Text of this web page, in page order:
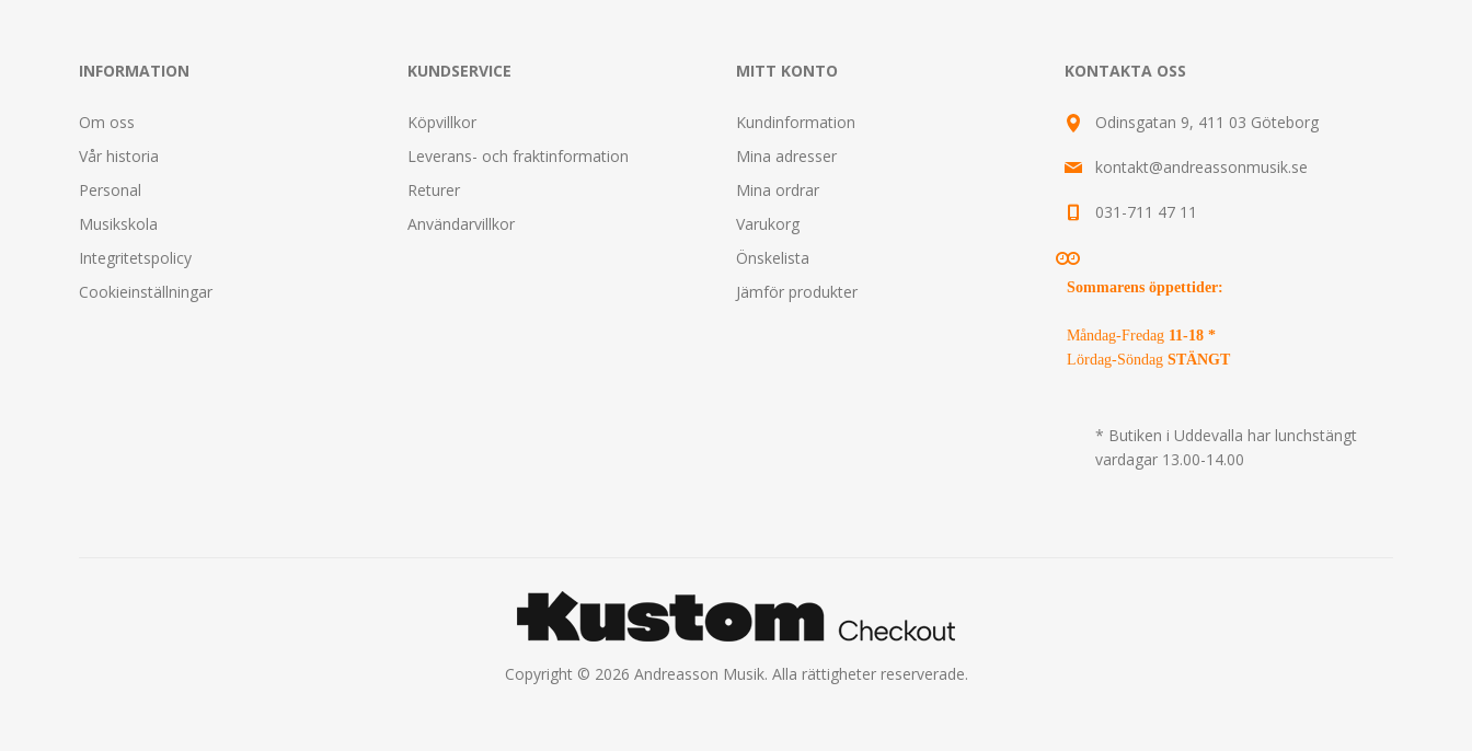
INFORMATION
Om oss
Vår historia
Personal
Musikskola
Integritetspolicy
Cookieinställningar
KUNDSERVICE
Köpvillkor
Leverans- och fraktinformation
Returer
Användarvillkor
MITT KONTO
Kundinformation
Mina adresser
Mina ordrar
Varukorg
Önskelista
Jämför produkter
KONTAKTA OSS
Odinsgatan 9, 411 03 Göteborg
kontakt@andreassonmusik.se
031-711 47 11
Sommarens öppettider:
Måndag-Fredag 11-18 *
Lördag-Söndag STÄNGT
* Butiken i Uddevalla har lunchstängt
vardagar 13.00-14.00
Copyright © 2026 Andreasson Musik. Alla rättigheter reserverade.